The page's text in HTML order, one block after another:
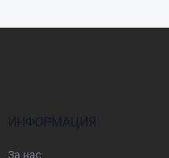
ИНФОРМАЦИЯ
За нас